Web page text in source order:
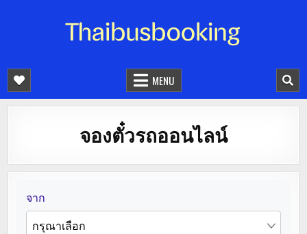
จองตั๋วรถออนไลน์ 24 ชั่วโมง
MENU
จองตั๋วรถออนไลน์